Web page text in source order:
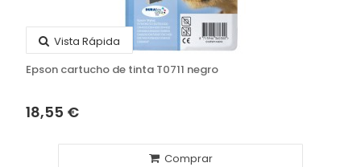
Vista Rápida
Epson cartucho de tinta T0711 negro
18,55 €
Comprar